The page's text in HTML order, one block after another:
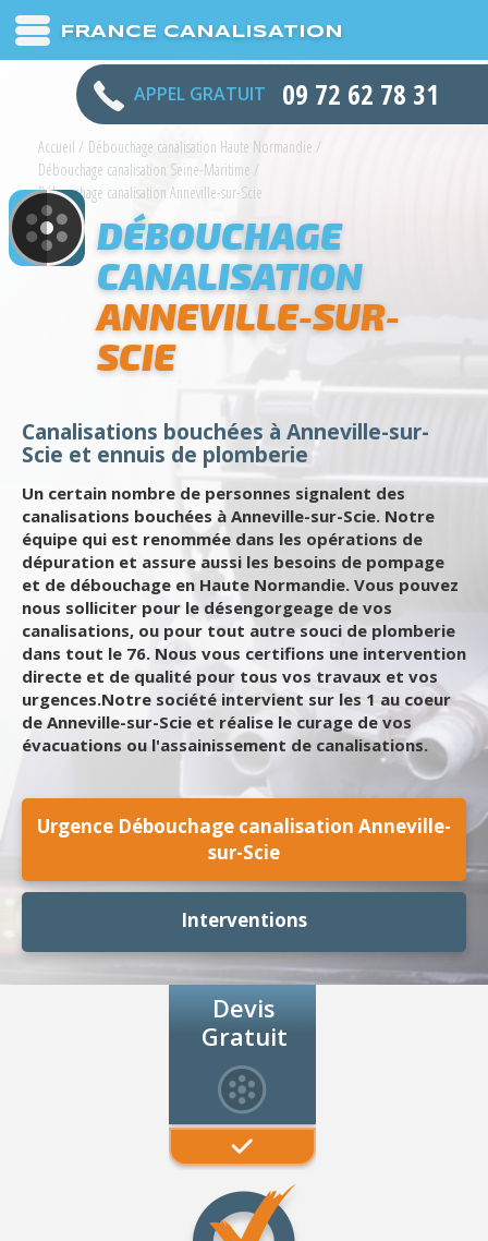
FRANCE CANALISATION
APPEL GRATUIT 09 72 62 78 31
Accueil / Débouchage canalisation Haute Normandie /
Débouchage canalisation Seine-Maritime /
Débouchage canalisation Anneville-sur-Scie
DÉBOUCHAGE
CANALISATION
ANNEVILLE-SUR-
SCIE
Canalisations bouchées à Anneville-sur-
Scie et ennuis de plomberie
Un certain nombre de personnes signalent des
canalisations bouchées à Anneville-sur-Scie. Notre
équipe qui est renommée dans les opérations de
dépuration et assure aussi les besoins de pompage
et de débouchage en Haute Normandie. Vous pouvez
nous solliciter pour le désengorgeage de vos
canalisations, ou pour tout autre souci de plomberie
dans tout le 76. Nous vous certifions une intervention
directe et de qualité pour tous vos travaux et vos
urgences.Notre société intervient sur les 1 au coeur
de Anneville-sur-Scie et réalise le curage de vos
évacuations ou l'assainissement de canalisations.
Urgence Débouchage canalisation Anneville-
sur-Scie
Interventions
Devis
Gratuit